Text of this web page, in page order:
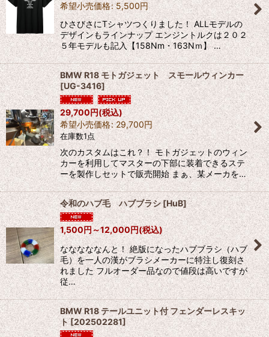
希望小売価格: 5,500円
ひさびさにTシャツつくりました！ ALLモデルの
デザインもラインナップ エンジントルクは２０２
５年モデルも記入【158Nm・163Nｍ】 …
BMW R18 モトガジェット スモールウィンカー
[UG-3416]
29,700円(税込)
希望小売価格: 29,700円
在庫数1点
次のカスタムはこれ？！ モトガジェットのウィン
カーを利用してマスターの下部に装着できるステ
ーを製作しセットで販売開始 まぁ、某メーカを…
令和のハブ毛 ハブブラシ[HuB]
1,500円～12,000円(税込)
なななななんと！ 絶版になったハブブラシ（ハブ
毛）を一人の漢がブラシメーカーに特注し復刻さ
れました フルオーダー品なので値段は高いですが
従…
BMW R18 テールユニット付 フェンダーレスキッ
ト[202502281]